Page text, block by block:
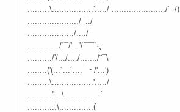
.........\.................'...../ ....................../´¯/)
....................,/¯../
.................../..../
............./´¯/'...'/´¯¯`·¸
........../'/.../..../......./¨¯\
........('(...´...´.... ¯~/'...')
.........\.................'...../
..........''...\.......... _.·´
............\..............(